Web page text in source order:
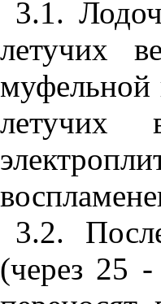
3.1.
летучих
муфельной
летучих
3.2.
(через 25 -